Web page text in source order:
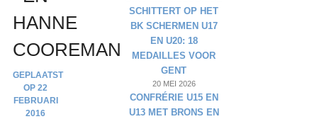
HANNE
COOREMAN
22
FEBRUARI
2016
SCHITTERT OP HET
BK SCHERMEN U17
EN U20: 18
MEDAILLES VOOR
GENT
20 MEI 2026
CONFRÉRIE U15 EN
U13 MET BRONS EN